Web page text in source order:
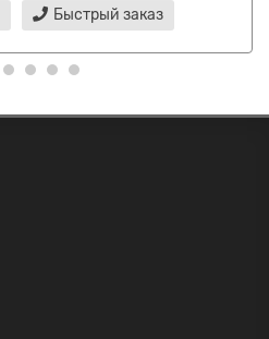
Быстрый заказ